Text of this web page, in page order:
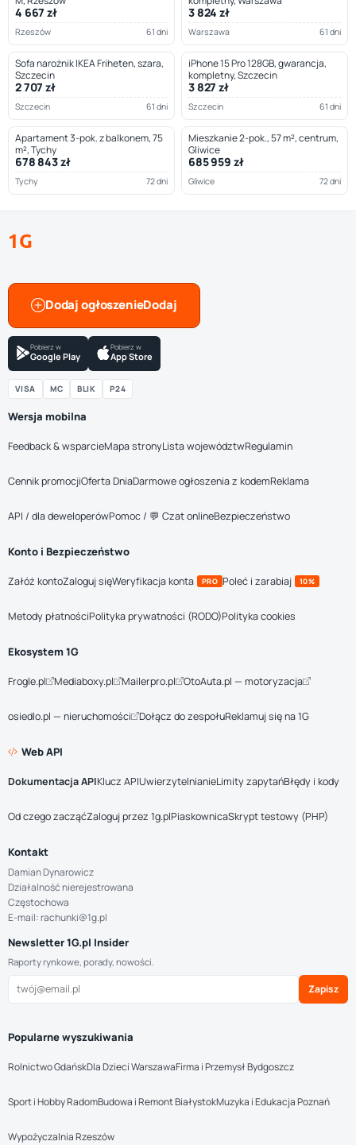
4 667 zł
Rzeszów 61 dni
3 824 zł
Warszawa 61 dni
Sofa narożnik IKEA Friheten, szara,
Szczecin
2 707 zł
Szczecin 61 dni
iPhone 15 Pro 128GB, gwarancja,
kompletny, Szczecin
3 827 zł
Szczecin 61 dni
Apartament 3-pok. z balkonem, 75
m², Tychy
678 843 zł
Tychy 72 dni
Mieszkanie 2-pok., 57 m², centrum,
Gliwice
685 959 zł
Gliwice 72 dni
1G
Dodaj ogłoszenie
Pobierz w
Google Play
Pobierz w
App Store
VISA MC BLIK P24
Wersja mobilna
Feedback & wsparcieMapa stronyLista województwRegulamin
Cennik promocjiOferta DniaDarmowe ogłoszenia z kodemReklama
API / dla deweloperówPomoc / 💬 Czat onlineBezpieczeństwo
Konto i Bezpieczeństwo
Załóż kontoZaloguj sięWeryfikacja konta PRO Poleć i zarabiaj 10%
Metody płatnościPolityka prywatności (RODO)Polityka cookies
Ekosystem 1G
Frogle.pl Mediaboxy.pl Mailerpro.pl OtoAuta.pl — motoryzacja
osiedlo.pl — nieruchomości Dołącz do zespołuReklamuj się na 1G
Web API
Dokumentacja APIKlucz APIUwierzytelnianieLimity zapytańBłędy i kody
Od czego zacząćZaloguj przez 1g.plPiaskownicaSkrypt testowy (PHP)
Kontakt
Damian Dynarowicz
Działalność nierejestrowana
Częstochowa
E-mail: rachunki@1g.pl
Newsletter 1G.pl Insider
Raporty rynkowe, porady, nowości.
Zapisz
Popularne wyszukiwania
Rolnictwo GdańskDla Dzieci WarszawaFirma i Przemysł Bydgoszcz
Sport i Hobby RadomBudowa i Remont BiałystokMuzyka i Edukacja Poznań
Wypożyczalnia Rzeszów